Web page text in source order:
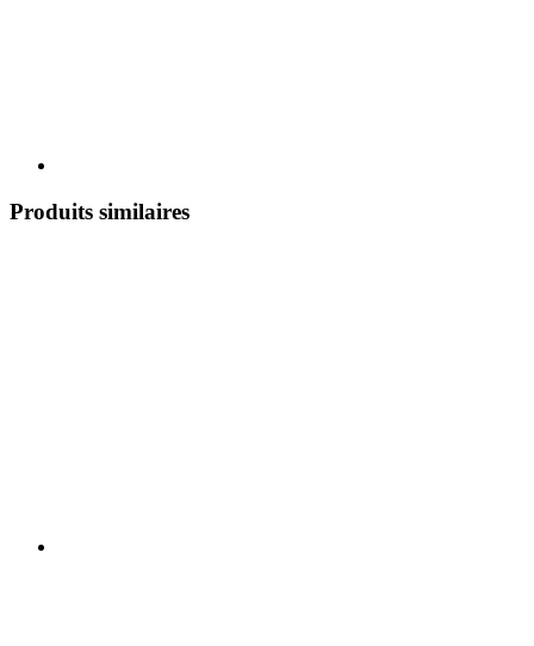
Produits similaires